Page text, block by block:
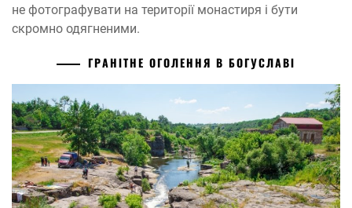
не фотографувати на території монастиря і бути
скромно одягненими.
ГРАНІТНЕ ОГОЛЕННЯ В БОГУСЛАВІ